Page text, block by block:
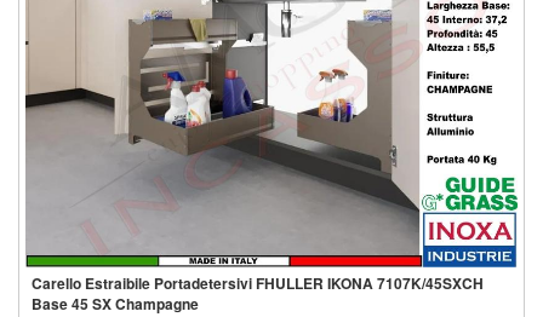
Carello Estraibile Portadetersivi FHULLER IKONA 7107K/45SXCH
Base 45 SX Champagne